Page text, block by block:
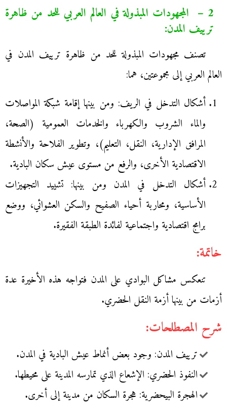
2 – المجهودات المبذولة في العالم العربي للحد من ظاهرة
ترييف المدن:
تصنف مجهودات المبذولة للحد من ظاهرة ترييف المدن في
العالم العربي إلى مجموعتين، هما:
أشكال التدخل في الريف: ومن بينها إقامة شبكة المواصلات
والماء الشروب والكهرباء والخدمات العمومية (الصحة،
المرافق الإدارية، النقل، التعليم)، وتطوير الفلاحة والأنشطة
الاقتصادية الأخرى، والرفع من مستوى عيش سكان البادية.
أشكال التدخل في المدن ومن بينها: تشييد التجهيزات
الأساسية، ومحاربة أحياء الصفيح والسكن العشوائي، ووضع
برامج اقتصادية واجتماعية لفائدة الطبقة الفقيرة.
خاتمة:
تنعكس مشاكل البوادي على المدن فتواجه هذه الأخيرة عدة
أزمات من بينها أزمة النقل الحضري.
شرح المصطلحات:
ترييف المدن: وجود بعض أنماط عيش البادية في المدن.
النفوذ الحضري: الإشعاع الذي تمارسه المدينة على محيطها.
الهجرة البيحضرية: هجرة السكان من مدينة إلى أخرى.